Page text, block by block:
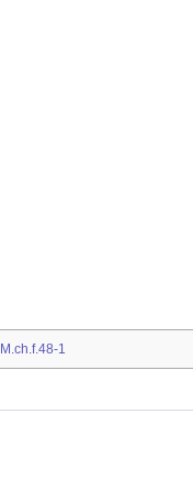
M.ch.f.48-1